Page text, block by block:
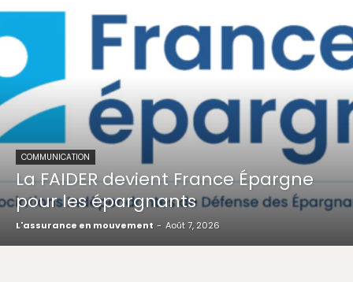
COMMUNICATION
La FAIDER devient France Épargne
pour les épargnants
L'assurance en mouvement - Août 7, 2026